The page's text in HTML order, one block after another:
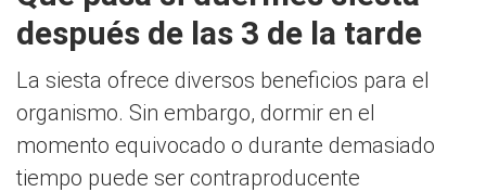
después de las 3 de la tarde
La siesta ofrece diversos beneficios para el
organismo. Sin embargo, dormir en el
momento equivocado o durante demasiado
tiempo puede ser contraproducente